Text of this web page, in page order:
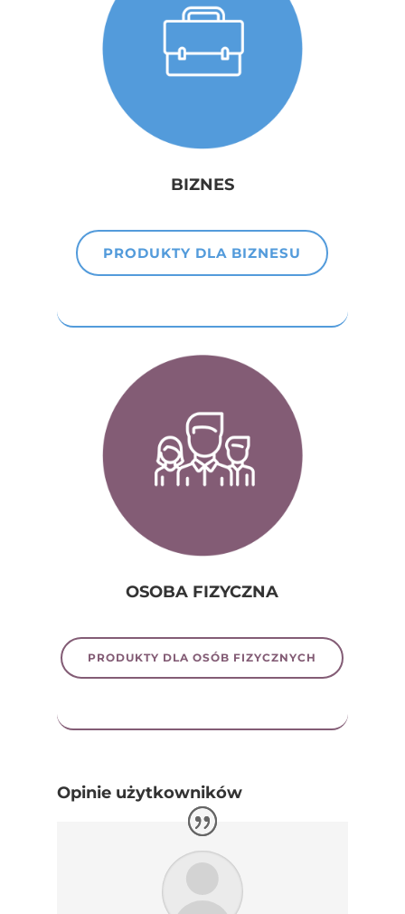
BIZNES
PRODUKTY DLA BIZNESU
OSOBA FIZYCZNA
PRODUKTY DLA OSÓB FIZYCZNYCH
Opinie użytkowników